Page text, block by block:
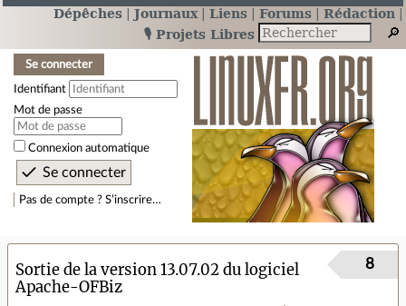
Dépêches Journaux Liens Forums
Rédaction
🎙️ Projets Libres
Se connecter
Identifiant
Mot de passe
Connexion automatique
Pas de compte ? S’inscrire…
Sortie de la version 13.07.02 du logiciel
Apache-OFBiz
8